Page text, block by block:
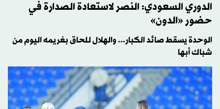
الدوري السعودي: النصر لاستعادة الصدارة في
حضور «الدون»
الوحدة يسقط صائد الكبار... والهلال للحاق بغريمه اليوم من
شباك أبها